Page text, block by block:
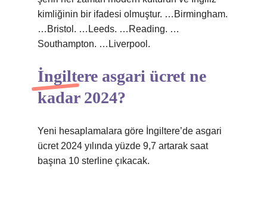
kimliğinin bir ifadesi olmuştur. …Birmingham.
…Bristol. …Leeds. …Reading. …
Southampton. …Liverpool.
İngiltere asgari ücret ne
kadar 2024?
Yeni hesaplamalara göre İngiltere’de asgari
ücret 2024 yılında yüzde 9,7 artarak saat
başına 10 sterline çıkacak.